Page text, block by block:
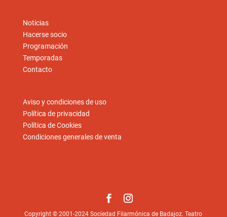
Noticias
Hacerse socio
Programación
Temporadas
Contacto
Aviso y condiciones de uso
Política de privacidad
Política de Cookies
Condiciones generales de venta
Copyright © 2001-2024 Sociedad Filarmónica de Badajoz. Teatro